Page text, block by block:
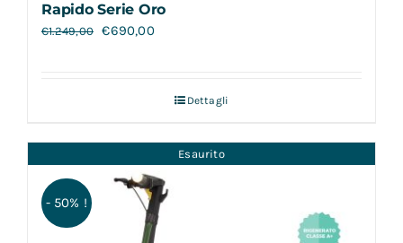
Rapido Serie Oro
€1.249,00 €690,00
Dettagli
Esaurito
- 50% !